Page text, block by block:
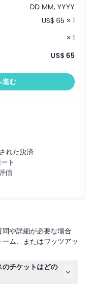
DD MM, YYYY
US$ 65 × 1
× 1
US$ 65
進む
れた決済
ト
価
や詳細が必要な場合
ム、またはワッツアッ
チケットはどの